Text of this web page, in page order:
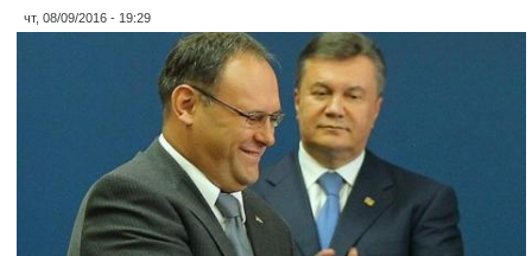
чт, 08/09/2016 - 19:29